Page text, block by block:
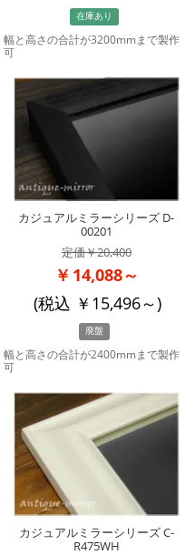
在庫あり
幅と高さの合計が3200mmまで製作
可
カジュアルミラーシリーズ D-
00201
20,400
14,088～
(税込
15,496～)
廃盤
幅と高さの合計が2400mmまで製作
可
カジュアルミラーシリーズ C-
R475WH